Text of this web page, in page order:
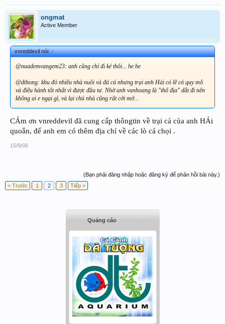
ongmat
Active Member
vnreddevil nói:↑
@nuademvangem23: anh cũng chỉ đi ké thôi... he he
@dthong: khu đó nhiều nhà nuôi và đá cá nhưng trại anh Hải có lẽ có quy mô
và điều hành tốt nhất vì được đầu tư. Nhờ anh vanhoang là "thổ địa" dắt đi nên
không ai e ngại gì, vả lại chủ nhà cũng rất cởi mở...
CÁm ơn vnreddevil đã cung cấp thôngtin về trại cá của anh HẢi
quoắn, để anh em có thêm địa chỉ về các lò cá chọi .
15/9/08
(Bạn phải đăng nhập hoặc đăng ký để phản hồi bài này.)
< Trước
1 2 3 Tiếp >
Quảng cáo